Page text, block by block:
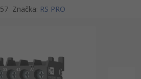
Značka: RS PRO